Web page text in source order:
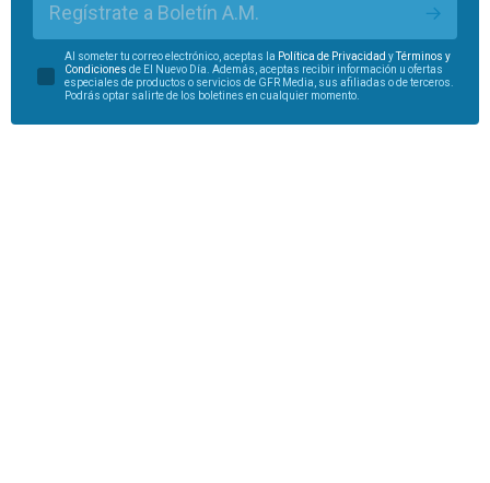
Regístrate a Boletín A.M.
Al someter tu correo electrónico, aceptas la Política de Privacidad yTérminos y
Condiciones de El Nuevo Día. Además, aceptas recibir información u ofertas
especiales de productos o servicios de GFR Media, sus afiliadas o de terceros.
Podrás optar salirte de los boletines en cualquier momento.